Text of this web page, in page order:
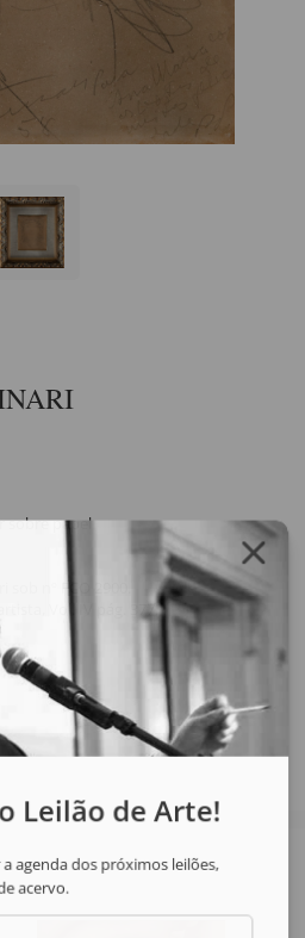
sobre papel
nº FCO 2900.
Vol. IV pág. 377.
Leilão de Arte!
agenda dos próximos leilões,
acervo.